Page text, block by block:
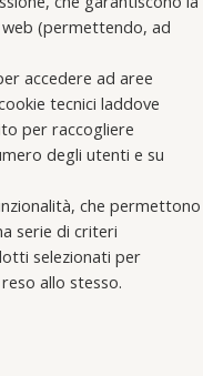
(permettendo, ad
accedere ad aree
tecnici laddove
per raccogliere
degli utenti e su
che permettono
serie di criteri
selezionati per
allo stesso.